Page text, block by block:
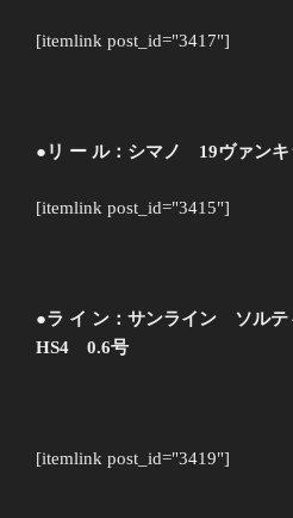
[itemlink post_id="3417"]
●リ ー ル：シマノ 19ヴァン
[itemlink post_id="3415"]
●ラ イ ン：サンライン ソルテ
HS4 0.6号
[itemlink post_id="3419"]